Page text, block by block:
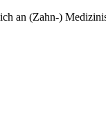
weist
an (Zahn-)